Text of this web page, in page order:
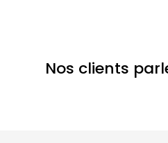
Nos clients